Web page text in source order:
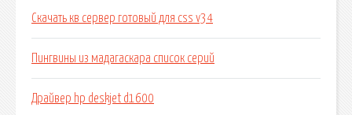
Скачать кв сервер готовый для css v34
Пингвины из мадагаскара список серий
Драйвер hp deskjet d1600